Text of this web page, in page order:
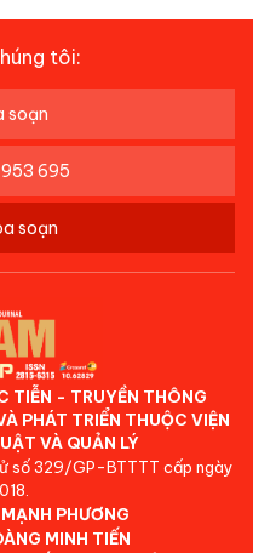
tôi:
soạn
695
soạn
TIỄN - TRUYỀN THÔNG
PHÁT TRIỂN THUỘC VIỆN
VÀ QUẢN LÝ
số 329/GP-BTTTT cấp ngày
PHƯƠNG
MINH TIẾN